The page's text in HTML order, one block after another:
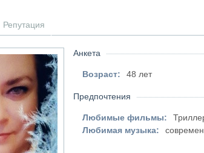
Репутация
Анкета
Возраст: 48 лет
Предпочтения
Любимые фильмы:
Любимая музыка: